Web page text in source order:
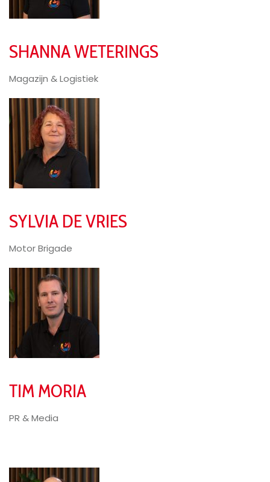
SHANNA WETERINGS
Magazijn & Logistiek
SYLVIA DE VRIES
Motor Brigade
TIM MORIA
PR & Media